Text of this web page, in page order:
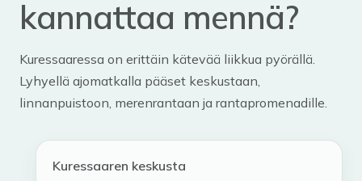
kannattaa mennä?
Kuressaaressa on erittäin kätevää liikkua pyörällä.
Lyhyellä ajomatkalla pääset keskustaan,
linnanpuistoon, merenrantaan ja rantapromenadille.
Kuressaaren keskusta